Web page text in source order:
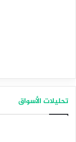
تحليلات الأسواق